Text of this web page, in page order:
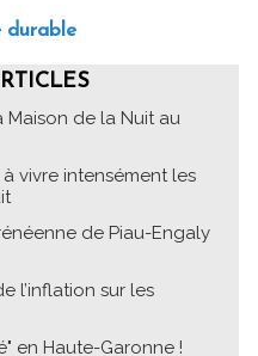
durable
Maison de la Nuit au
vivre intensément les
de Piau-Engaly
l’inflation sur les
en Haute-Garonne !